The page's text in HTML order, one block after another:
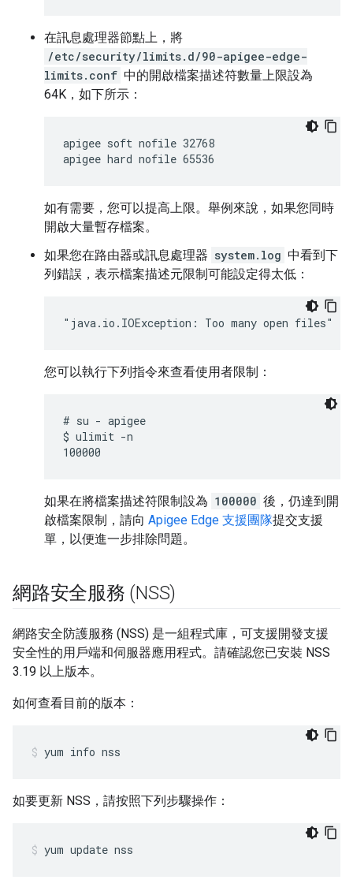
在訊息處理器節點上，將
/etc/security/limits.d/90-apigee-edge-
limits.conf 中的開啟檔案描述符數量上限設為
64K，如下所示：
apigee soft nofile 32768
apigee hard nofile 65536
如有需要，您可以提高上限。舉例來說，如果您同時
開啟大量暫存檔案。
如果您在路由器或訊息處理器 system.log 中看到下
列錯誤，表示檔案描述元限制可能設定得太低：
"java.io.IOException: Too many open files"
您可以執行下列指令來查看使用者限制：
# su - apigee
$ ulimit -n
如果在將檔案描述符限制設為 100000 後，仍達到開
啟檔案限制，請向 Apigee Edge 支援團隊提交支援
單，以便進一步排除問題。
網路安全服務 (NSS)
網路安全防護服務 (NSS) 是一組程式庫，可支援開發支援
安全性的用戶端和伺服器應用程式。請確認您已安裝 NSS
3.19 以上版本。
如何查看目前的版本：
yum info nss
如要更新 NSS，請按照下列步驟操作：
yum update nss